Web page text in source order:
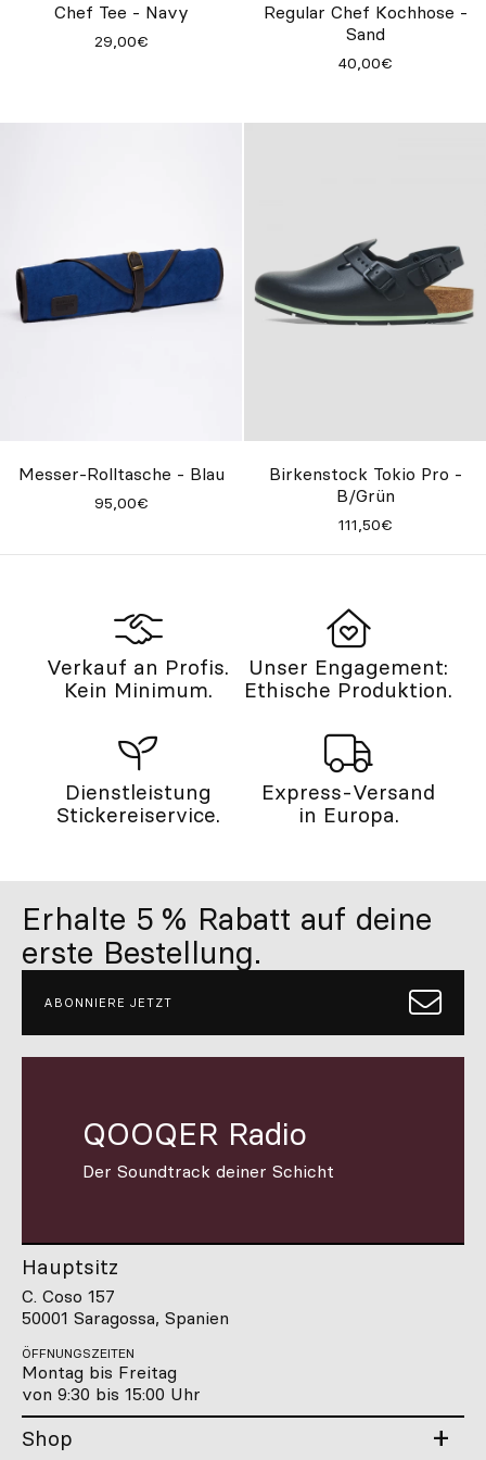
Chef Tee - Navy
29,00€
Regular Chef Kochhose -
Sand
40,00€
Messer-Rolltasche - Blau
95,00€
Birkenstock Tokio Pro -
B/Grün
111,50€
Verkauf an Profis.
Kein Minimum.
Unser Engagement:
Ethische Produktion.
Dienstleistung
Stickereiservice.
Express-Versand
in Europa.
Erhalte 5 % Rabatt auf deine
erste Bestellung.
ABONNIERE JETZT
QOOQER Radio
Der Soundtrack deiner Schicht
Hauptsitz
C. Coso 157
50001 Saragossa, Spanien
ÖFFNUNGSZEITEN
Montag bis Freitag
von 9:30 bis 15:00 Uhr
Shop